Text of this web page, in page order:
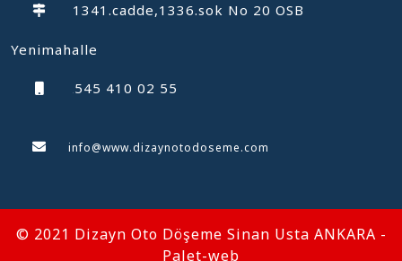
1341.cadde,1336.sok No 20 OSB
Yenimahalle
545 410 02 55
info@www.dizaynotodoseme.com
© 2021 Dizayn Oto Döşeme Sinan Usta ANKARA -
Palet-web